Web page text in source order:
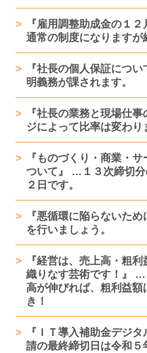
『雇用調整助成金の１
通常の制度になりますが
『社長の個人保証につ
明義務が課されます。
『社長の業務と現場仕
ジによって比率は変わり
『ものづくり・商業・
ついて』 …１３次締切分
２日です。
『悪循環に陥らないた
を行いましょう。
『経営は、売上高・粗
織りなす芸術です！』
高が伸びれば、粗利益
き！
『ＩＴ導入補助金デジ
請の最終締切日は令和５